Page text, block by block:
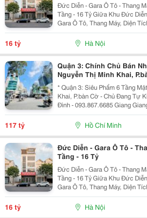
Đức Diễn - Gara Ô Tô - Thang
Tầng - 16 Tỷ Giữa Khu Đức
Gara Ô Tô, Thang Máy, Diện
Trong Khu Phân Lô Ổn Định, Pháp Lý
65M&Sup2;, Xây 7 Tầng,
16 tỷ Hà Nội
Quận 3: Chính Chủ Bán
Nguyễn Thị Minh Khai,
268M2 Ngang 12M*33M-
Mt Lướn Bên Hông
* Quận 3: Siêu Phẩm 6 Tầng
Khai, P.bàn Cờ - Chủ Đang Tự
Đình - 093.867.6685 Giang
140M2/268M2 - Ngang 4M Nở
Cấu: 6 Tầng - Sân Thượng -
117 tỷ Hồ Chí Minh
Đức Diễn - Gara Ô Tô -
Tầng - 16 Tỷ
Đức Diễn - Gara Ô Tô - Thang
Tầng - 16 Tỷ Giữa Khu Đức
Gara Ô Tô, Thang Máy, Diện
Trong Khu Phân Lô Ổn Định, Pháp Lý
65M&Sup2;, Xây 7 Tầng,
16 tỷ Hà Nội